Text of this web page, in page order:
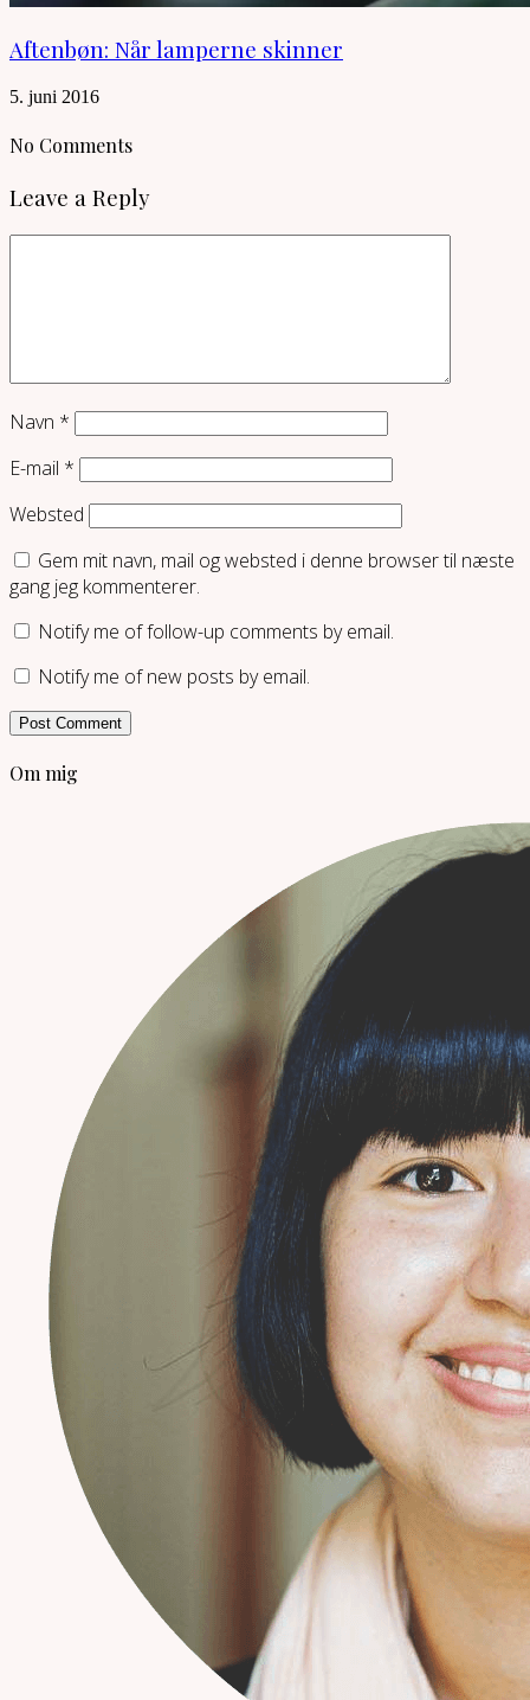
Aftenbøn: Når lamperne skinner
5. juni 2016
No Comments
Leave a Reply
Navn *
E-mail *
Websted
Gem mit navn, mail og websted i denne browser til næste
gang jeg kommenterer.
Notify me of follow-up comments by email.
Notify me of new posts by email.
Om mig